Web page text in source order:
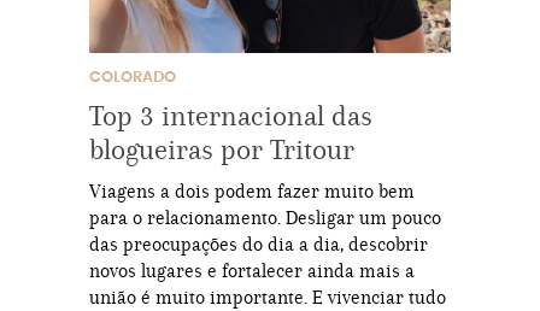
COLORADO
Top 3 internacional das
blogueiras por Tritour
Viagens a dois podem fazer muito bem
para o relacionamento. Desligar um pouco
das preocupações do dia a dia, descobrir
novos lugares e fortalecer ainda mais a
união é muito importante. E vivenciar tudo